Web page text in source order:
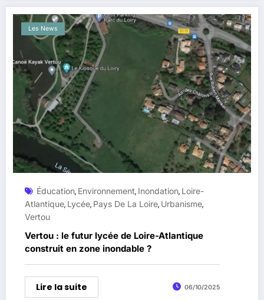
Les News
Éducation, Environnement, Inondation, Loire-
Atlantique, Lycée, Pays De La Loire, Urbanisme,
Vertou
Vertou : le futur lycée de Loire-Atlantique
construit en zone inondable ?
Lire la suite 06/10/2025